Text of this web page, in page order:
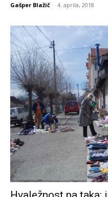
Gašper Blažič - 4. aprila, 2018